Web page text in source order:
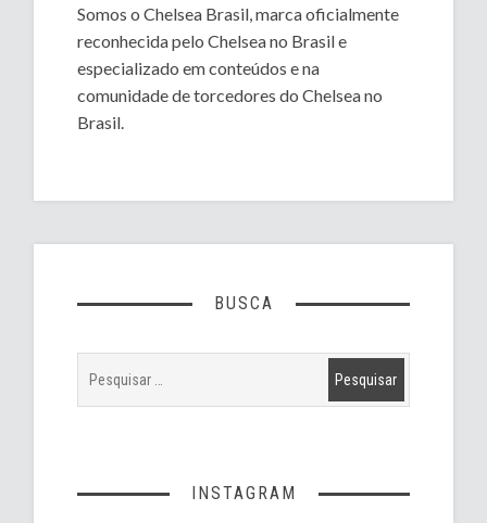
Somos o Chelsea Brasil, marca oficialmente
reconhecida pelo Chelsea no Brasil e
especializado em conteúdos e na
comunidade de torcedores do Chelsea no
Brasil.
BUSCA
INSTAGRAM